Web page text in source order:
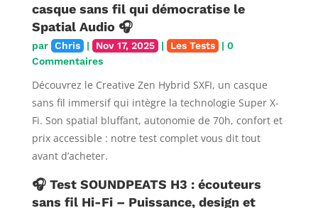
casque sans fil qui démocratise le
Spatial Audio 🎧
par Chris | Nov 17, 2025 | Les Tests | 0
Commentaires
Découvrez le Creative Zen Hybrid SXFI, un casque
sans fil immersif qui intègre la technologie Super X-
Fi. Son spatial bluffant, autonomie de 70h, confort et
prix accessible : notre test complet vous dit tout
avant d’acheter.
🎧 Test SOUNDPEATS H3 : écouteurs
sans fil Hi-Fi – Puissance, design et